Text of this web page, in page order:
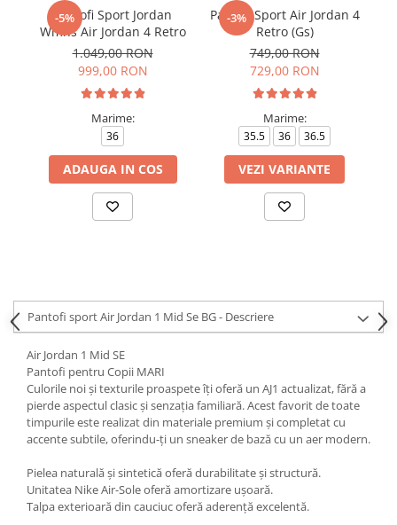
-5%
Pantofi Sport Jordan
Wmns Air Jordan 4 Retro
1.049,00 RON
999,00 RON
Marime:
36
ADAUGA IN COS
-3%
Pantofi Sport Air Jordan 4
Retro (Gs)
749,00 RON
729,00 RON
Marime:
35.5 36 36.5
VEZI VARIANTE
Pantofi sport Air Jordan 1 Mid Se BG - Descriere
Air Jordan 1 Mid SE
Pantofi pentru Copii MARI
Culorile noi și texturile proaspete îți oferă un AJ1 actualizat, fără a
pierde aspectul clasic și senzația familiară. Acest favorit de toate
timpurile este realizat din materiale premium și completat cu
accente subtile, oferindu-ți un sneaker de bază cu un aer modern.
Pielea naturală și sintetică oferă durabilitate și structură.
Unitatea Nike Air-Sole oferă amortizare ușoară.
Talpa exterioară din cauciuc oferă aderență excelentă.